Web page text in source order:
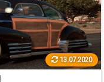
13.07.2020